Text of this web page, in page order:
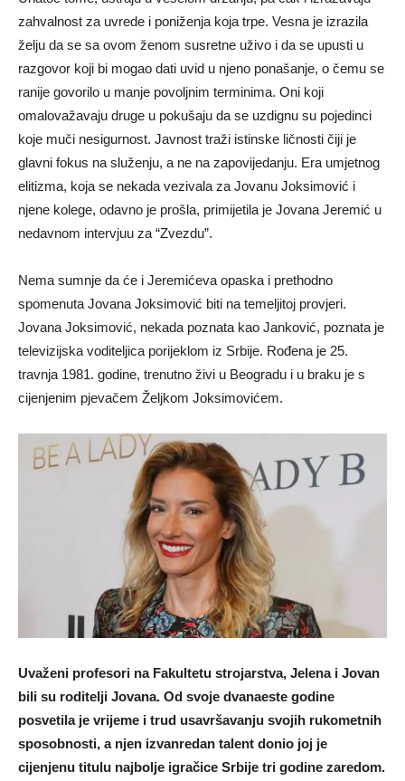
zahvalnost za uvrede i poniženja koja trpe. Vesna je izrazila
želju da se sa ovom ženom susretne uživo i da se upusti u
razgovor koji bi mogao dati uvid u njeno ponašanje, o čemu se
ranije govorilo u manje povoljnim terminima. Oni koji
omalovažavaju druge u pokušaju da se uzdignu su pojedinci
koje muči nesigurnost. Javnost traži istinske ličnosti čiji je
glavni fokus na služenju, a ne na zapovijedanju. Era umjetnog
elitizma, koja se nekada vezivala za Jovanu Joksimović i
njene kolege, odavno je prošla, primijetila je Jovana Jeremić u
nedavnom intervjuu za “Zvezdu”.
Nema sumnje da će i Jeremićeva opaska i prethodno
spomenuta Jovana Joksimović biti na temeljitoj provjeri.
Jovana Joksimović, nekada poznata kao Janković, poznata je
televizijska voditeljica porijeklom iz Srbije. Rođena je 25.
travnja 1981. godine, trenutno živi u Beogradu i u braku je s
cijenjenim pjevačem Željkom Joksimovićem.
Uvaženi profesori na Fakultetu strojarstva, Jelena i Jovan
bili su roditelji Jovana. Od svoje dvanaeste godine
posvetila je vrijeme i trud usavršavanju svojih rukometnih
sposobnosti, a njen izvanredan talent donio joj je
cijenjenu titulu najbolje igračice Srbije tri godine zaredom.